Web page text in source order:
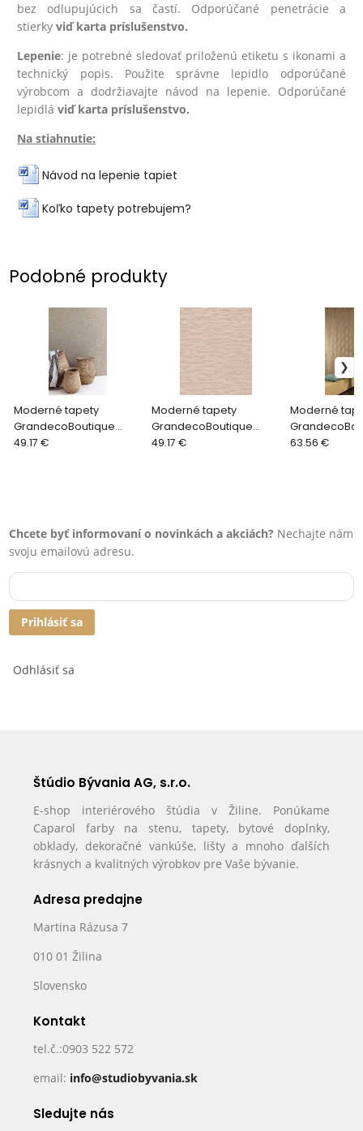
bez odlupujúcich sa častí. Odporúčané penetrácie a
stierkyviď karta príslušenstvo.
Lepenie: je potrebné sledovať priloženú etiketu s ikonami a
technický popis. Použite správne lepidlo odporúčané
výrobcom a dodržiavajte návod na lepenie. Odporúčané
lepidláviď karta príslušenstvo.
Na stiahnutie:
Návod na lepenie tapiet
Koľko tapety potrebujem?
Podobné produkty
Moderné tapety
GrandecoBoutique
BELIZE BZ1005
49.17 €
Moderné tapety
GrandecoBoutique
BELIZE BZ3219
49.17 €
Moderné
ELEMENTUM
63.56 €
Chcete byť informovaní o novinkách a akciách? Nechajte nám
svoju emailovú adresu.
Prihlásiť sa
Odhlásiť sa
Štúdio Bývania AG, s.r.o.
E-shop interiérového štúdia v Žiline. Ponúkame
Caparol farby na stenu, tapety, bytové doplnky,
obklady, dekoračné vankúše, lišty a mnoho ďalších
krásnych a kvalitných výrobkov pre Vaše bývanie.
Adresa predajne
Martina Rázusa 7
010 01 Žilina
Slovensko
Kontakt
tel.č.:0903 522 572
email: info@studiobyvania.sk
Sledujte nás